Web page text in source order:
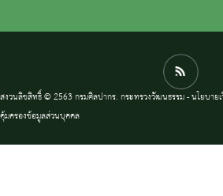
สงวนลิขสิทธิ์ © 2563 กรมศิลปากร. กระทรวงวัฒนธรรม -นโยบาย
คุ้มครองข้อมูลส่วนบุคคล